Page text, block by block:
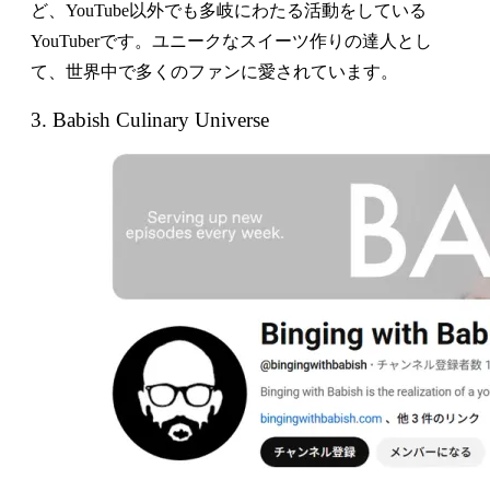
ど、YouTube以外でも多岐にわたる活動をしている
YouTuberです。ユニークなスイーツ作りの達人とし
て、世界中で多くのファンに愛されています。
3. Babish Culinary Universe